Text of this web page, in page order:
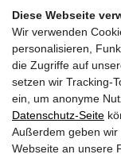
Diese Webseite
Wir verwenden
personalisieren,
die Zugriffe auf
setzen wir Tracking-
ein, um anonyme
Datenschutz-Seite
Außerdem geben
Webseite an unsere
Details